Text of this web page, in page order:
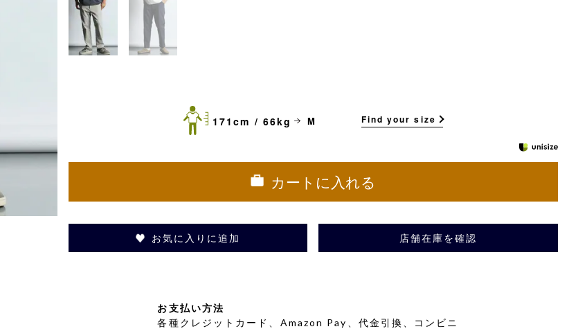
171cm / 66kg M Find your size
カートに入れる
お気に入りに追加 店舗在庫を確認
お支払い方法
各種クレジットカード、Amazon Pay、代金引換、コンビニ